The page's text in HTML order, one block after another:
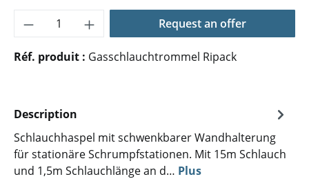
Quantité de produit : Entrez la
Request an offer
Réf. produit : Gasschlauchtrommel Ripack
Description
Schlauchhaspel mit schwenkbarer Wandhalterung
für stationäre Schrumpfstationen. Mit 15m Schlauch
und 1,5m Schlauchlänge an d… Plus